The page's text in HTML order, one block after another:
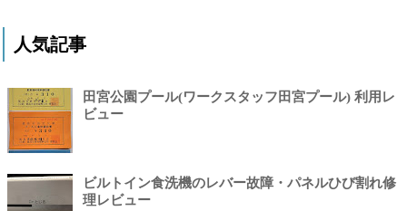
人気記事
田宮公園プール(ワークスタッフ田宮プール) 利用レ
ビュー
ビルトイン食洗機のレバー故障・パネルひび割れ修
理レビュー